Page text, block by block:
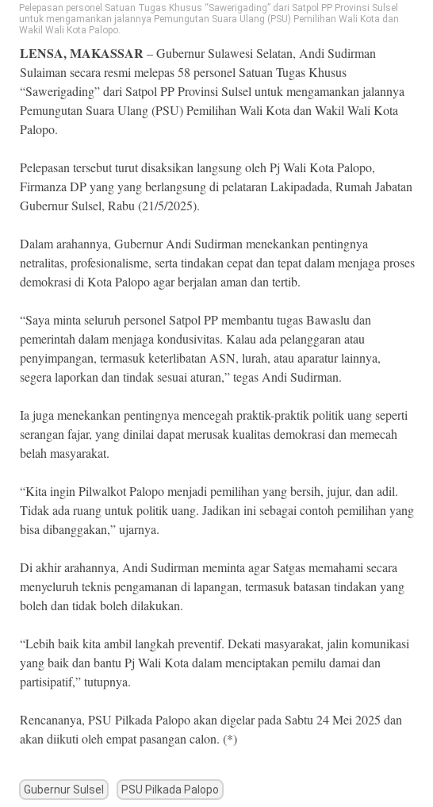
Pelepasan personel Satuan Tugas Khusus “Sawerigading” dari Satpol PP Provinsi Sulsel
untuk mengamankan jalannya Pemungutan Suara Ulang (PSU) Pemilihan Wali Kota dan
Wakil Wali Kota Palopo.
LENSA, MAKASSAR– Gubernur Sulawesi Selatan, Andi Sudirman
Sulaiman secara resmi melepas 58 personel Satuan Tugas Khusus
“Sawerigading” dari Satpol PP Provinsi Sulsel untuk mengamankan jalannya
Pemungutan Suara Ulang (PSU) Pemilihan Wali Kota dan Wakil Wali Kota
Palopo.
Pelepasan tersebut turut disaksikan langsung oleh Pj Wali Kota Palopo,
Firmanza DP yang yang berlangsung di pelataran Lakipadada, Rumah Jabatan
Gubernur Sulsel, Rabu (21/5/2025).
Dalam arahannya, Gubernur Andi Sudirman menekankan pentingnya
netralitas, profesionalisme, serta tindakan cepat dan tepat dalam menjaga proses
demokrasi di Kota Palopo agar berjalan aman dan tertib.
“Saya minta seluruh personel Satpol PP membantu tugas Bawaslu dan
pemerintah dalam menjaga kondusivitas. Kalau ada pelanggaran atau
penyimpangan, termasuk keterlibatan ASN, lurah, atau aparatur lainnya,
segera laporkan dan tindak sesuai aturan,” tegas Andi Sudirman.
Ia juga menekankan pentingnya mencegah praktik-praktik politik uang seperti
serangan fajar, yang dinilai dapat merusak kualitas demokrasi dan memecah
belah masyarakat.
“Kita ingin Pilwalkot Palopo menjadi pemilihan yang bersih, jujur, dan adil.
Tidak ada ruang untuk politik uang. Jadikan ini sebagai contoh pemilihan yang
bisa dibanggakan,” ujarnya.
Di akhir arahannya, Andi Sudirman meminta agar Satgas memahami secara
menyeluruh teknis pengamanan di lapangan, termasuk batasan tindakan yang
boleh dan tidak boleh dilakukan.
“Lebih baik kita ambil langkah preventif. Dekati masyarakat, jalin komunikasi
yang baik dan bantu Pj Wali Kota dalam menciptakan pemilu damai dan
partisipatif,” tutupnya.
Rencananya, PSU Pilkada Palopo akan digelar pada Sabtu 24 Mei 2025 dan
akan diikuti oleh empat pasangan calon. (*)
Gubernur Sulsel PSU Pilkada Palopo